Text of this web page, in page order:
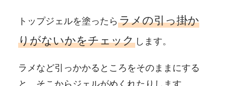
トップジェルを塗ったら ラメの引っ掛か
りがないかをチェックします。
ラメなど引っかかるところをそのままにする